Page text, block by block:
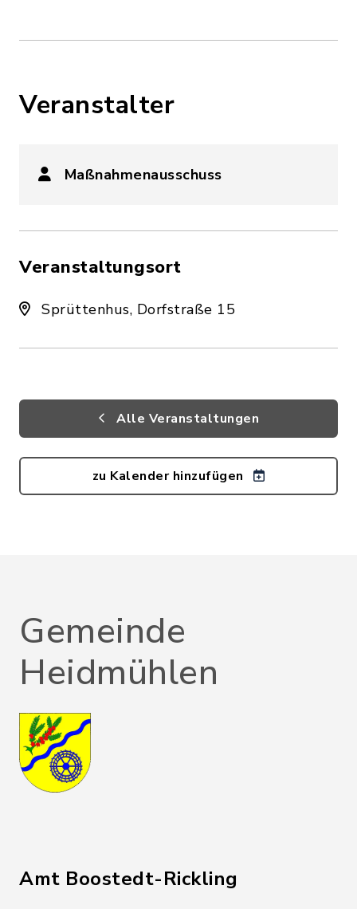
Veranstalter
Maßnahmenausschuss
Veranstaltungsort
Sprüttenhus, Dorfstraße 15
Alle Veranstaltungen
zu Kalender hinzufügen
Gemeinde
Heidmühlen
Amt Boostedt-Rickling